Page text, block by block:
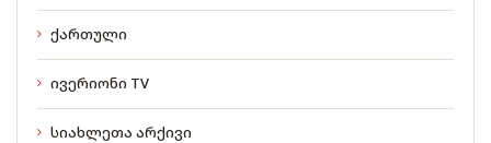
ქართული
ივერიონი TV
სიახლეთა არქივი